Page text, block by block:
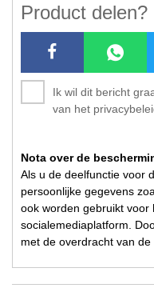
Product delen?
Ik wil dit bericht
van het
Nota over de
Als u de deelfunctie voor
persoonlijke gegevens
ook worden gebruikt voor
socialemediaplatform.
met de overdracht van de